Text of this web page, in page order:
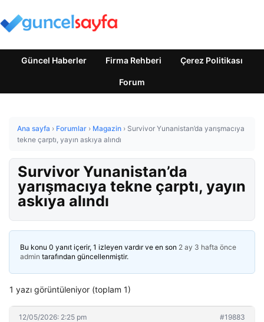
Güncel Haberler Firma Rehberi Çerez Politikası
Forum
Ana sayfa › Forumlar › Magazin › Survivor Yunanistan’da yarışmacıya
tekne çarptı, yayın askıya alındı
Survivor Yunanistan’da
yarışmacıya tekne çarptı, yayın
askıya alındı
Bu konu 0 yanıt içerir, 1 izleyen vardır ve en son 2 ay 3 hafta önce
admin tarafından güncellenmiştir.
1 yazı görüntüleniyor (toplam 1)
12/05/2026: 2:25 pm #19883